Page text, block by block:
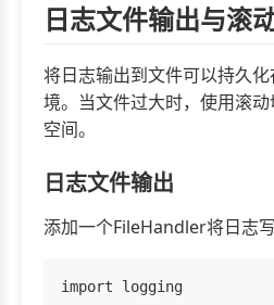
日志文件输出与滚
将日志输出到文件可以持久
境。当文件过大时，使用滚
空间。
日志文件输出
添加一个FileHandler将日志写
import logging